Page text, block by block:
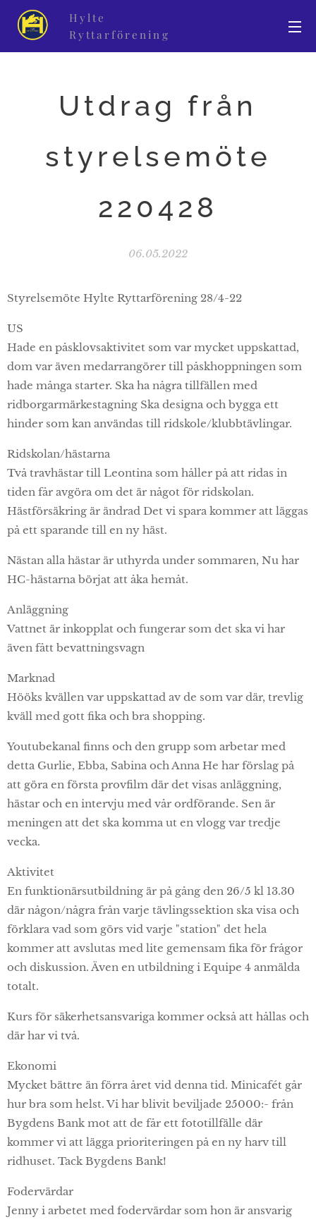
Hylte
Ryttarförening
Utdrag från
styrelsemöte
220428
06.05.2022
Styrelsemöte Hylte Ryttarförening 28/4-22
US
Hade en påsklovsaktivitet som var mycket uppskattad,
dom var även medarrangörer till påskhoppningen som
hade många starter. Ska ha några tillfällen med
ridborgarmärkestagning Ska designa och bygga ett
hinder som kan användas till ridskole/klubbtävlingar.
Ridskolan/hästarna
Två travhästar till Leontina som håller på att ridas in
tiden får avgöra om det är något för ridskolan.
Hästförsäkring är ändrad Det vi spara kommer att läggas
på ett sparande till en ny häst.
Nästan alla hästar är uthyrda under sommaren, Nu har
HC-hästarna börjat att åka hemåt.
Anläggning
Vattnet är inkopplat och fungerar som det ska vi har
även fått bevattningsvagn
Marknad
Hööks kvällen var uppskattad av de som var där, trevlig
kväll med gott fika och bra shopping.
Youtubekanal finns och den grupp som arbetar med
detta Gurlie, Ebba, Sabina och Anna He har förslag på
att göra en första provfilm där det visas anläggning,
hästar och en intervju med vår ordförande. Sen är
meningen att det ska komma ut en vlogg var tredje
vecka.
Aktivitet
En funktionärsutbildning är på gång den 26/5 kl 13.30
där någon/några från varje tävlingssektion ska visa och
förklara vad som görs vid varje "station" det hela
kommer att avslutas med lite gemensam fika för frågor
och diskussion. Även en utbildning i Equipe 4 anmälda
totalt.
Kurs för säkerhetsansvariga kommer också att hållas och
där har vi två.
Ekonomi
Mycket bättre än förra året vid denna tid. Minicafét går
hur bra som helst. Vi har blivit beviljade 25000:- från
Bygdens Bank mot att de får ett fototillfälle där
kommer vi att lägga prioriteringen på en ny harv till
ridhuset. Tack Bygdens Bank!
Fodervärdar
Jenny i arbetet med fodervärdar som hon är ansvarig